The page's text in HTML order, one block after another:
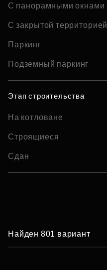
С панорамными окнами
С закрытой территорией
Паркинг
Подземный паркинг
Этап строительства
На котловане
Строящиеся
Сдан
Найден 801 вариант